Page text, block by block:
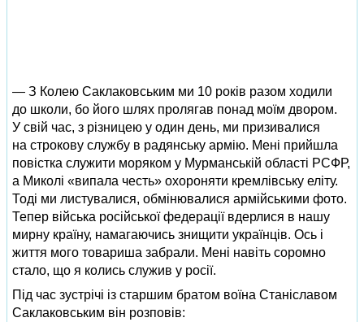
— З Колею Саклаковським ми 10 років разом ходили
до школи, бо його шлях пролягав понад моїм двором.
У свій час, з різницею у один день, ми призивалися
на строкову службу в радянську армію. Мені прийшла
повістка служити моряком у Мурманській області РСФР,
а Миколі «випала честь» охороняти кремлівську еліту.
Тоді ми листувалися, обмінювалися армійськими фото.
Тепер війська російської федерації вдерлися в нашу
мирну країну, намагаючись знищити українців. Ось і
життя мого товариша забрали. Мені навіть соромно
стало, що я колись служив у росії.
Під час зустрічі із старшим братом воїна Станіславом
Саклаковським він розповів: